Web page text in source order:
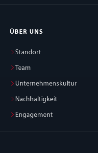
ÜBER UNS
Standort
Team
Unternehmenskultur
Nachhaltigkeit
Engagement